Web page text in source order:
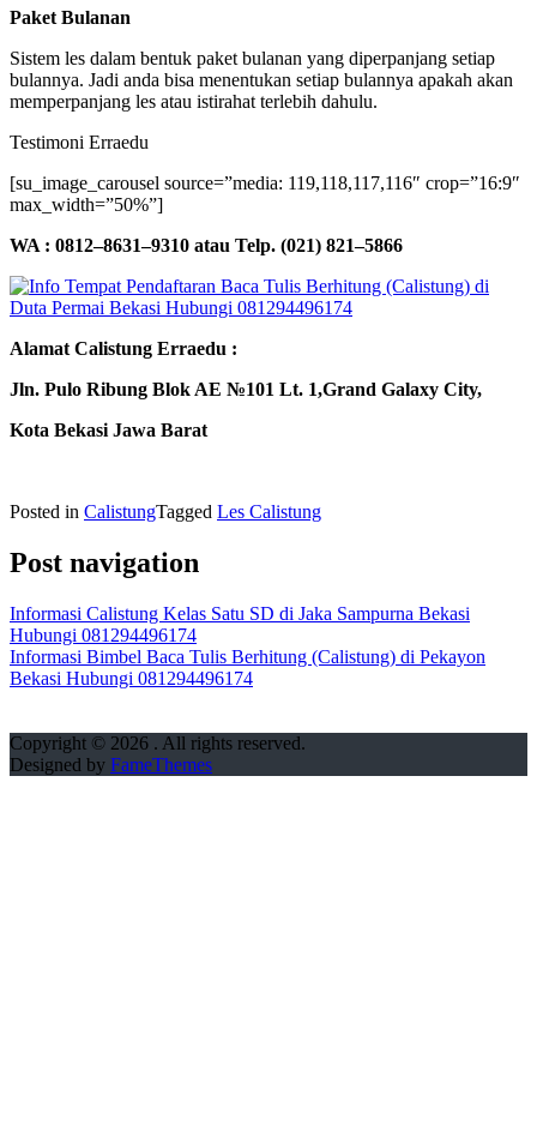
Paket Bulanan
Sistem les dalam bentuk paket bulanan yang diperpanjang setiap
bulannya. Jadi anda bisa menentukan setiap bulannya apakah akan
memperpanjang les atau istirahat terlebih dahulu.
Testimoni Erraedu
[su_image_carousel source=”media: 119,118,117,116″ crop=”16:9″
max_width=”50%”]
WA : 0812–8631–9310 atau Telp. (021) 821–5866
Alamat Calistung Erraedu :
Jln. Pulo Ribung Blok AE №101 Lt. 1,Grand Galaxy City,
Kota Bekasi Jawa Barat
Posted in CalistungTagged Les Calistung
Post navigation
Informasi Calistung Kelas Satu SD di Jaka Sampurna Bekasi
Hubungi 081294496174
Informasi Bimbel Baca Tulis Berhitung (Calistung) di Pekayon
Bekasi Hubungi 081294496174
Copyright © 2026 . All rights reserved.
Designed by FameThemes